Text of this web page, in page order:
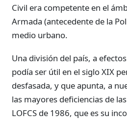
Civil era competente en el
Armada (antecedente de la
medio urbano.
Una división del país, a
podía ser útil en el siglo XIX
desfasada, y que apunta, a
las mayores deficiencias de
LOFCS de 1986, que es su